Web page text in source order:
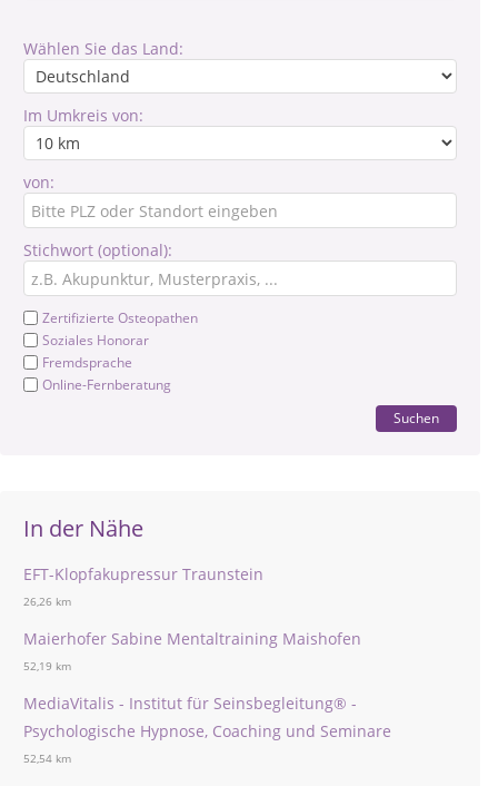
Wählen Sie das Land:
Im Umkreis von:
von:
Stichwort (optional):
Zertifizierte Osteopathen
Soziales Honorar
Fremdsprache
Online-Fernberatung
Suchen
In der Nähe
EFT-Klopfakupressur Traunstein
26,26 km
Maierhofer Sabine Mentaltraining Maishofen
52,19 km
MediaVitalis - Institut für Seinsbegleitung® -
Psychologische Hypnose, Coaching und Seminare
52,54 km